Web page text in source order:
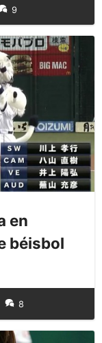
9
en
béisbol
8